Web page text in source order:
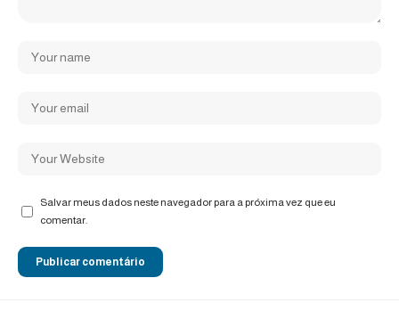
Salvar meus dados neste navegador para a próxima vez que eu
comentar.